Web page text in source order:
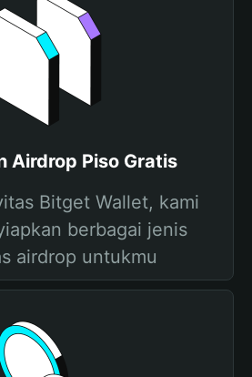
Airdrop Piso Gratis
Bitget Wallet, kami
berbagai jenis
airdrop untukmu